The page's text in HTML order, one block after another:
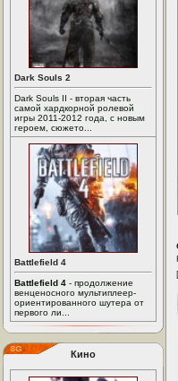
Dark Souls 2
Dark Souls II - вторая часть
самой хардкорной ролевой
игры 2011-2012 года, с новым
героем, сюжето...
Battlefield 4
Battlefield 4 - продолжение
венценосного мультиплеер-
ориентированного шутера от
первого ли...
Кино